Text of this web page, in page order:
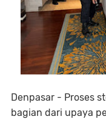
Denpasar - Proses
bagian dari upaya